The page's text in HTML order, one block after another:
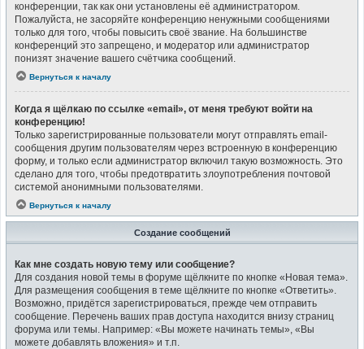
конференции, так как они установлены её администратором.
Пожалуйста, не засоряйте конференцию ненужными сообщениями
только для того, чтобы повысить своё звание. На большинстве
конференций это запрещено, и модератор или администратор
понизят значение вашего счётчика сообщений.
Вернуться к началу
Когда я щёлкаю по ссылке «email», от меня требуют войти на
конференцию!
Только зарегистрированные пользователи могут отправлять email-
сообщения другим пользователям через встроенную в конференцию
форму, и только если администратор включил такую возможность. Это
сделано для того, чтобы предотвратить злоупотребления почтовой
системой анонимными пользователями.
Вернуться к началу
Создание сообщений
Как мне создать новую тему или сообщение?
Для создания новой темы в форуме щёлкните по кнопке «Новая тема».
Для размещения сообщения в теме щёлкните по кнопке «Ответить».
Возможно, придётся зарегистрироваться, прежде чем отправить
сообщение. Перечень ваших прав доступа находится внизу страниц
форума или темы. Например: «Вы можете начинать темы», «Вы
можете добавлять вложения» и т.п.